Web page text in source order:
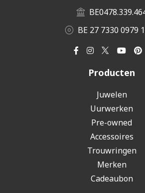
BE 27 7330 0979
Producten
Juwelen
Uurwerken
Pre-owned
Accessoires
Trouwringen
Merken
Cadeaubon